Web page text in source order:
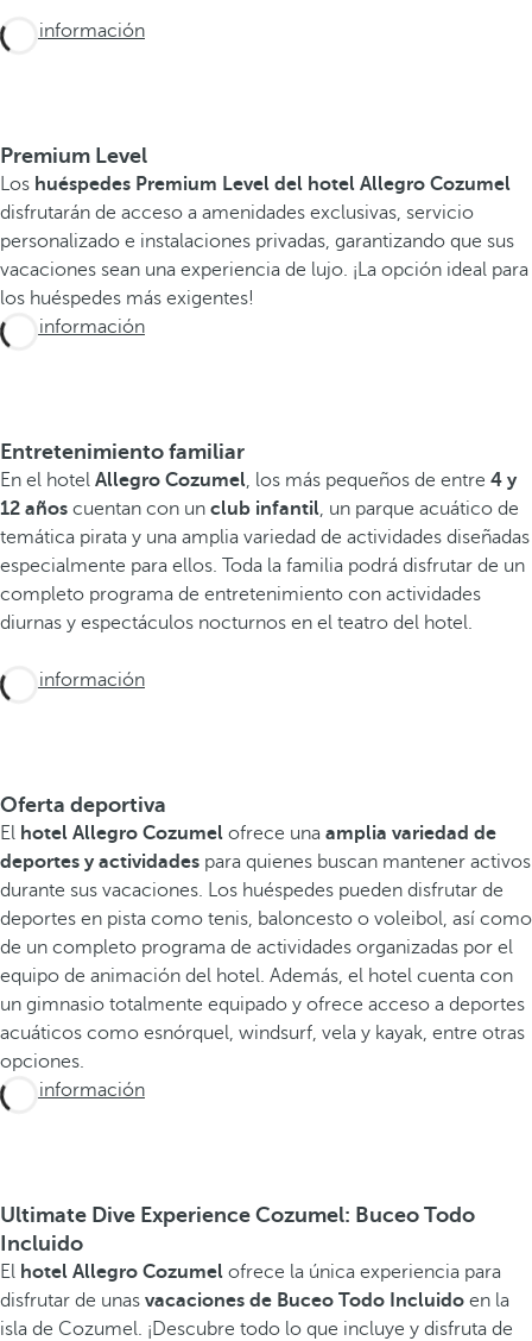
Más información
Premium Level
Los huéspedes Premium Level del hotel Allegro Cozumel
disfrutarán de acceso a amenidades exclusivas, servicio
personalizado e instalaciones privadas, garantizando que sus
vacaciones sean una experiencia de lujo. ¡La opción ideal para
los huéspedes más exigentes!
Más información
Entretenimiento familiar
En el hotel Allegro Cozumel , los más pequeños de entre 4 y
12 años cuentan con un club infantil , un parque acuático de
temática pirata y una amplia variedad de actividades diseñadas
especialmente para ellos. Toda la familia podrá disfrutar de un
completo programa de entretenimiento con actividades
diurnas y espectáculos nocturnos en el teatro del hotel.
Más información
Oferta deportiva
El hotel Allegro Cozumel ofrece una amplia variedad de
deportes y actividades para quienes buscan mantener activos
durante sus vacaciones. Los huéspedes pueden disfrutar de
deportes en pista como tenis, baloncesto o voleibol, así como
de un completo programa de actividades organizadas por el
equipo de animación del hotel. Además, el hotel cuenta con
un gimnasio totalmente equipado y ofrece acceso a deportes
acuáticos como esnórquel, windsurf, vela y kayak, entre otras
opciones.
Más información
Ultimate Dive Experience Cozumel: Buceo Todo
Incluido
El hotel Allegro Cozumel ofrece la única experiencia para
disfrutar de unas vacaciones de Buceo Todo Incluido en la
isla de Cozumel. ¡Descubre todo lo que incluye y disfruta de